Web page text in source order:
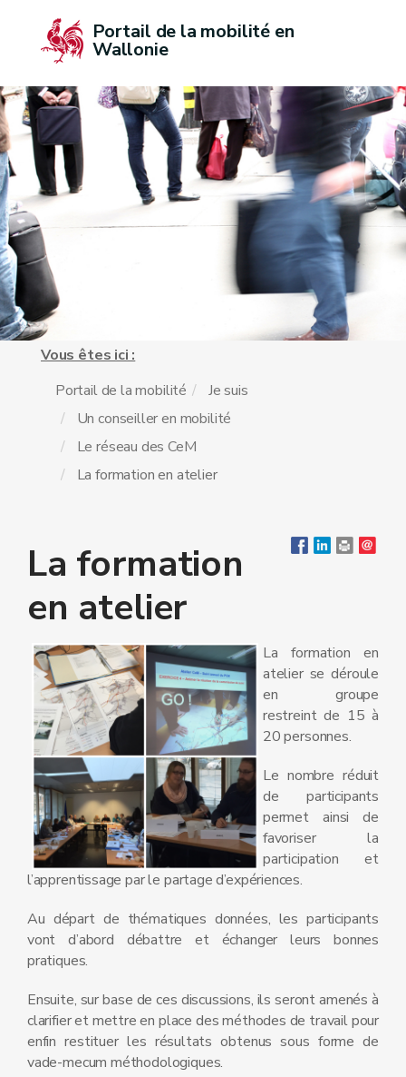
Portail de la mobilité en
Wallonie
Vous êtes ici :
Portail de la mobilité
Je suis
Un conseiller en mobilité
Le réseau des CeM
La formation en atelier
La formation
en atelier
La formation en
atelier se déroule
en groupe
restreint de 15 à
20 personnes.
Le nombre réduit
de participants
permet ainsi de
favoriser la
participation et
l’apprentissage par le partage d’expériences.
Au départ de thématiques données, les participants
vont d’abord débattre et échanger leurs bonnes
pratiques.
Ensuite, sur base de ces discussions, ils seront amenés à
clarifier et mettre en place des méthodes de travail pour
enfin restituer les résultats obtenus sous forme de
vade-mecum méthodologiques.